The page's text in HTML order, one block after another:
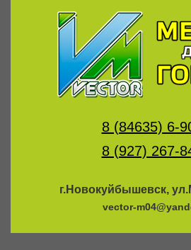
8 (84635) 6-
8 (927) 267-
г.Новокуйбышевск,
vector-